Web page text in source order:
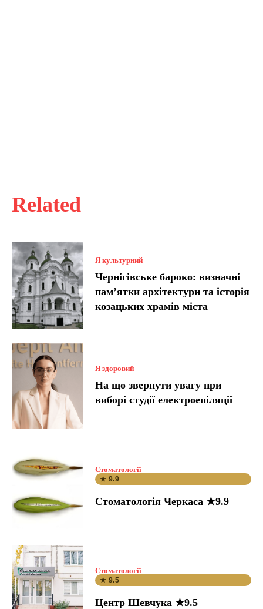
Related
Я культурний
Чернігівське бароко: визначні
пам’ятки архітектури та історія
козацьких храмів міста
Я здоровий
На що звернути увагу при
виборі студії електроепіляції
Стоматології
★ 9.9
Стоматологія Черкаса ★9.9
Стоматології
★ 9.5
Центр Шевчука ★9.5